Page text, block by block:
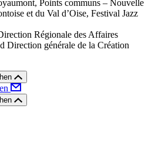
Points communs – Nouvelle
et du Val d’Oise, Festival Jazz
Régionale des Affaires
Direction générale de la Création